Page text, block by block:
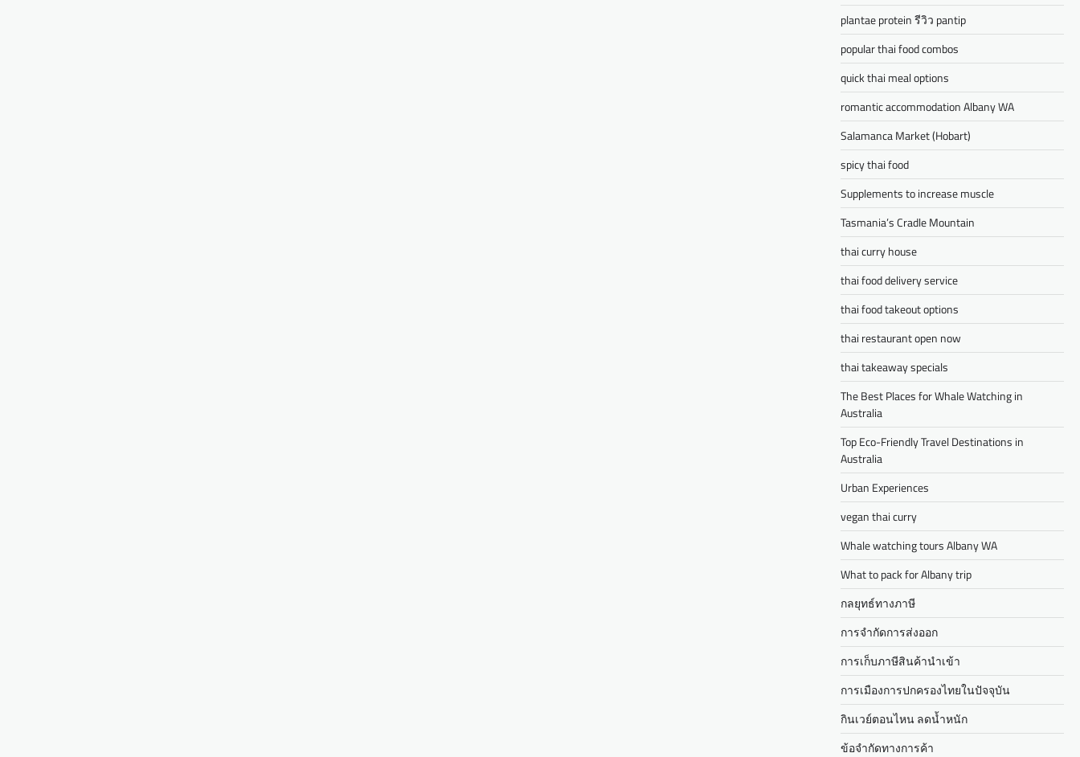
plantae protein รีวิว pantip
popular thai food combos
quick thai meal options
romantic accommodation Albany WA
Salamanca Market (Hobart)
spicy thai food
Supplements to increase muscle
Tasmania’s Cradle Mountain
thai curry house
thai food delivery service
thai food takeout options
thai restaurant open now
thai takeaway specials
The Best Places for Whale Watching in
Australia
Top Eco-Friendly Travel Destinations in
Australia
Urban Experiences
vegan thai curry
Whale watching tours Albany WA
What to pack for Albany trip
กลยุทธ์ทางภาษี
การจำกัดการส่งออก
การเก็บภาษีสินค้านำเข้า
การเมืองการปกครองไทยในปัจจุบัน
กินเวย์ตอนไหน ลดน้ำหนัก
ข้อจำกัดทางการค้า